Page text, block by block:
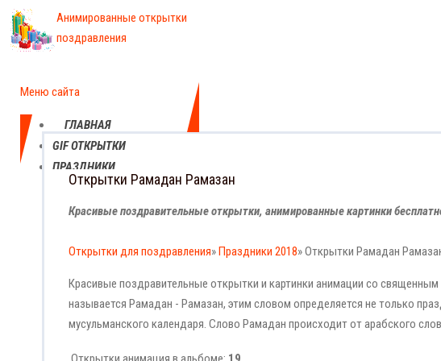
Анимированные открытки
поздравления
Меню сайта
ГЛАВНАЯ
GIF ОТКРЫТКИ
ПРАЗДНИКИ
ЕЖЕДНЕВНЫЕ
КАРТИНКИ
ПРАЗДНИКИ
Открытки Рамадан Рамазан
Красивые поздравительные открытки, анимированные картинки
Открытки для поздравления»Праздники 2018» Открытки Рамадан
Красивые поздравительные открытки и картинки анимации со
называется Рамадан - Рамазан, этим словом определяется не только
мусульманского календаря. Слово Рамадан происходит от арабского